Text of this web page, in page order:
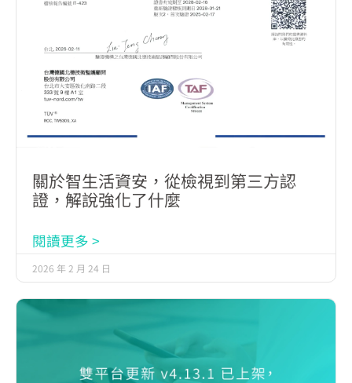
關於智生活資安，從檢視到第三方認
證，解說強化了什麼
閱讀更多 >
2026 年 2 月 24 日